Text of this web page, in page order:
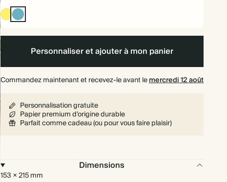
Jaune
Bleu
Personnaliser et ajouter à mon panier
Commandez maintenant et recevez-le avant lemercredi 12 août
Personnalisation gratuite
Papier premium d'origine durable
Parfait comme cadeau (ou pour vous faire plaisir)
Dimensions
153 × 215 mm